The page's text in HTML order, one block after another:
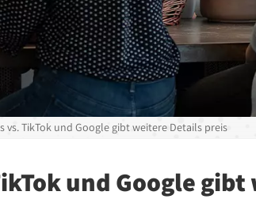
vs. TikTok und Google gibt weitere Details preis
und Google